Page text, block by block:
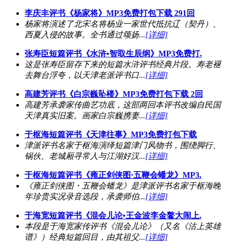
李庆丰评书《杨家将》MP3免费打包下载 291回
杨家将演述了北宋名将杨业一家世代抵抗辽（契丹）、
西夏入侵的故事。全书通过颂扬...[详细]
张寿臣短篇评书《水浒•智取生辰纲》MP3免费打.
这是张寿臣留存下来的短篇水浒评书经典片段。寿老褪
去舞台浮夸，以天津老派评书口...[详细]
高建芳评书《白宗巍坠楼》MP3免费打包下载 2回
高建芳承袭家传曲艺功底，这部两回本评书改编自民国
天津真实旧案。画家白宗巍携妻...[详细]
于枢海短篇评书《天津往事》MP3免费打包下载
津派评书名家于枢海演绎短篇津门风物书，围绕脚行、
锅伙、老城厢寻常人与江湖好汉...[详细]
于枢海短篇评书《雍正剑侠图·五鞭会蟠龙》MP3.
《雍正剑侠图・五鞭会蟠龙》是津派评书名家于枢海晚
年珍贵实况录音选段，承袭师伯...[详细]
于海宽短篇评书《混会儿论•王金波李金鳌大闹上.
本段是于海宽家传评书《混会儿论》（又名《沽上英雄
谱》）经典短篇回目，由其祖父...[详细]